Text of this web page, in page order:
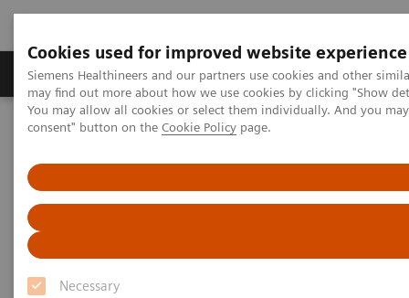
Cookies used for improved website experience
Siemens Healthineers and our partners use cookies and other
may find out more about how we use cookies by clicking "Show
You may allow all cookies or select them individually. And you
consent" button on the Cookie Policy page.
Necessary
Produkter och lösningar Kliniska specialiteter
Hem Bilddiagnostik
Molecular Imaging
Image 86
Image 86